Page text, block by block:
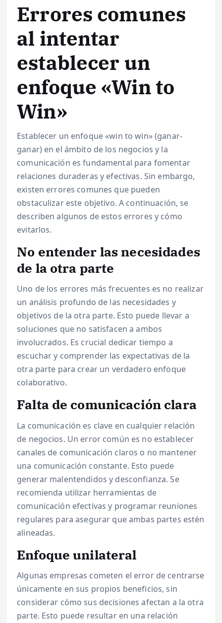
Errores comunes
al intentar
establecer un
enfoque «Win to
Win»
Establecer un enfoque «win to win» (ganar-
ganar) en el ámbito de los negocios y la
comunicación es fundamental para fomentar
relaciones duraderas y efectivas. Sin embargo,
existen errores comunes que pueden
obstaculizar este objetivo. A continuación, se
describen algunos de estos errores y cómo
evitarlos.
No entender las necesidades
de la otra parte
Uno de los errores más frecuentes es no realizar
un análisis profundo de las necesidades y
objetivos de la otra parte. Esto puede llevar a
soluciones que no satisfacen a ambos
involucrados. Es crucial dedicar tiempo a
escuchar y comprender las expectativas de la
otra parte para crear un verdadero enfoque
colaborativo.
Falta de comunicación clara
La comunicación es clave en cualquier relación
de negocios. Un error común es no establecer
canales de comunicación claros o no mantener
una comunicación constante. Esto puede
generar malentendidos y desconfianza. Se
recomienda utilizar herramientas de
comunicación efectivas y programar reuniones
regulares para asegurar que ambas partes estén
alineadas.
Enfoque unilateral
Algunas empresas cometen el error de centrarse
únicamente en sus propios beneficios, sin
considerar cómo sus decisiones afectan a la otra
parte. Esto puede resultar en una relación